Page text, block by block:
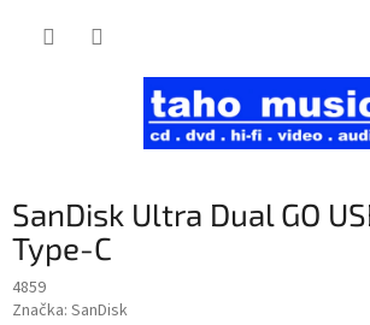
SanDisk Ultra Dual GO
Type-C
4859
Značka: SanDisk